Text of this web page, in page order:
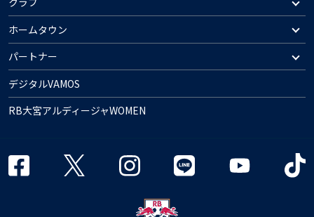
ホームタウン
パートナー
デジタルVAMOS
RB大宮アルディージャWOMEN